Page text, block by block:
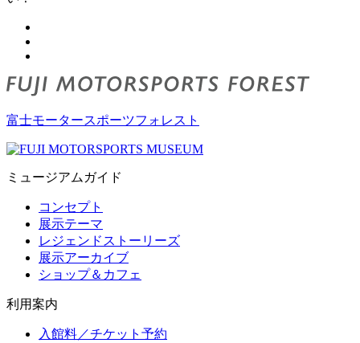
富士モータースポーツフォレスト
ミュージアムガイド
コンセプト
展示テーマ
レジェンドストーリーズ
展示アーカイブ
ショップ＆カフェ
利用案内
入館料／チケット予約